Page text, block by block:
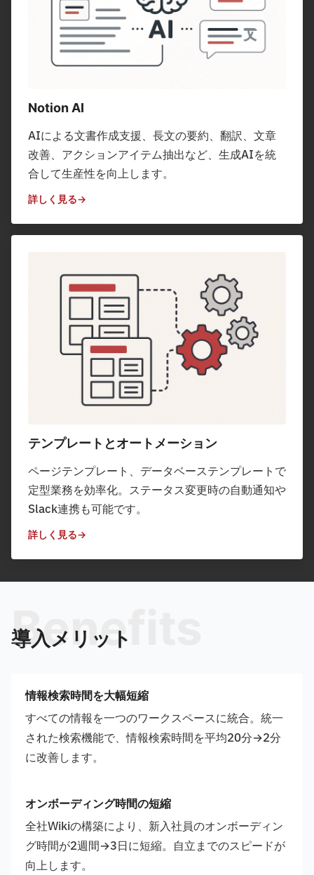
Notion AI
AIによる文書作成支援、長文の要約、翻訳、文章
改善、アクションアイテム抽出など、生成AIを統
合して生産性を向上します。
詳しく見る
テンプレートとオートメーション
ページテンプレート、データベーステンプレートで
定型業務を効率化。ステータス変更時の自動通知や
Slack連携も可能です。
詳しく見る
導入メリット
Benefits
情報検索時間を大幅短縮
すべての情報を一つのワークスペースに統合。統一
された検索機能で、情報検索時間を平均20分→2分
に改善します。
オンボーディング時間の短縮
全社Wikiの構築により、新入社員のオンボーディン
グ時間が2週間→3日に短縮。自立までのスピードが
向上します。